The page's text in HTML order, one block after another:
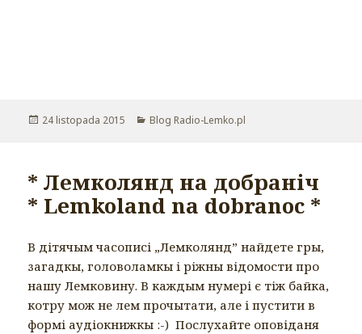
Opublikowano
24 listopada 2015 Kategorie
Blog Radio-Lemko.pl
* Лемколянд на добраніч
* Lemkoland na dobranoc *
В дітячым часописі „Лемколянд” найдете гры,
загадкы, головоламкы і ріжны відомости про
нашу Лемковину. В каждым нумері є тіж байка,
котру мож не лем прочытати, але і пустити в
формі аудіокнижкы :-) Послухайте оповіданя